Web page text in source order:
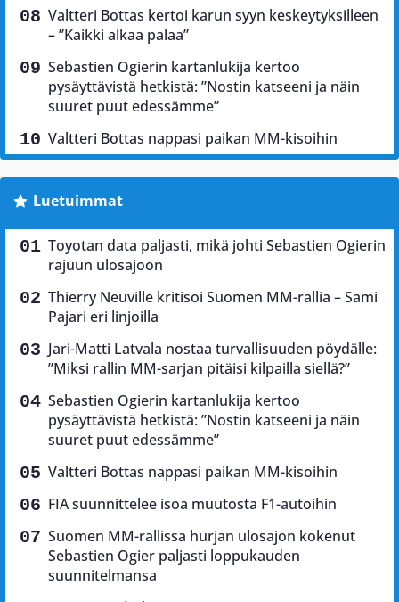
Valtteri Bottas kertoi karun syyn keskeytyksilleen
– ”Kaikki alkaa palaa”
Sebastien Ogierin kartanlukija kertoo
pysäyttävistä hetkistä: ”Nostin katseeni ja näin
suuret puut edessämme”
Valtteri Bottas nappasi paikan MM-kisoihin
Luetuimmat
Toyotan data paljasti, mikä johti Sebastien Ogierin
rajuun ulosajoon
Thierry Neuville kritisoi Suomen MM-rallia – Sami
Pajari eri linjoilla
Jari-Matti Latvala nostaa turvallisuuden pöydälle:
”Miksi rallin MM-sarjan pitäisi kilpailla siellä?”
Sebastien Ogierin kartanlukija kertoo
pysäyttävistä hetkistä: ”Nostin katseeni ja näin
suuret puut edessämme”
Valtteri Bottas nappasi paikan MM-kisoihin
FIA suunnittelee isoa muutosta F1-autoihin
Suomen MM-rallissa hurjan ulosajon kokenut
Sebastien Ogier paljasti loppukauden
suunnitelmansa